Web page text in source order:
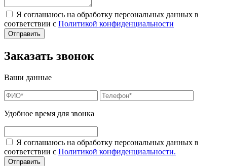
Я соглашаюсь на обработку персональных данных в
соответствии с Политикой конфиденциальности
Заказать звонок
Ваши данные
Удобное время для звонка
Я соглашаюсь на обработку персональных данных в
соответствии с Политикой конфиденциальности.